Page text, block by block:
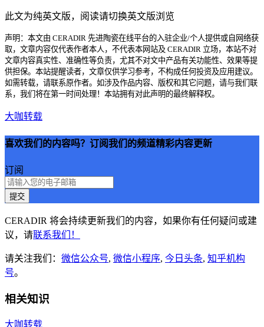
此文为纯英文版，阅读请切换英文版浏览
声明：本文由 CERADIR 先进陶瓷在线平台的入驻企业/个人提供或自网络获
取，文章内容仅代表作者本人，不代表本网站及 CERADIR 立场，本站不对
文章内容真实性、准确性等负责，尤其不对文中产品有关功能性、效果等提
供担保。本站提醒读者，文章仅供学习参考，不构成任何投资及应用建议。
如需转载，请联系原作者。如涉及作品内容、版权和其它问题，请与我们联
系，我们将在第一时间处理！本站拥有对此声明的最终解释权。
大咖转载
喜欢我们的内容吗？订阅我们的频道精彩内容更新
订阅
提交
CERADIR 将会持续更新我们的内容，如果你有任何疑问或建
议，请联系我们！
请关注我们： 微信公众号, 微信小程序, 今日头条, 知乎机构
号。
相关知识
大咖转载